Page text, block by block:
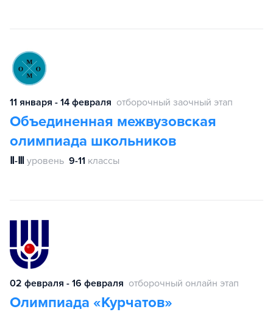
11 января - 14 февраля отборочный заочный этап
Объединенная межвузовская
олимпиада школьников
Ⅱ-Ⅲ уровень 9-11 классы
02 февраля - 16 февраля отборочный онлайн этап
Олимпиада «Курчатов»